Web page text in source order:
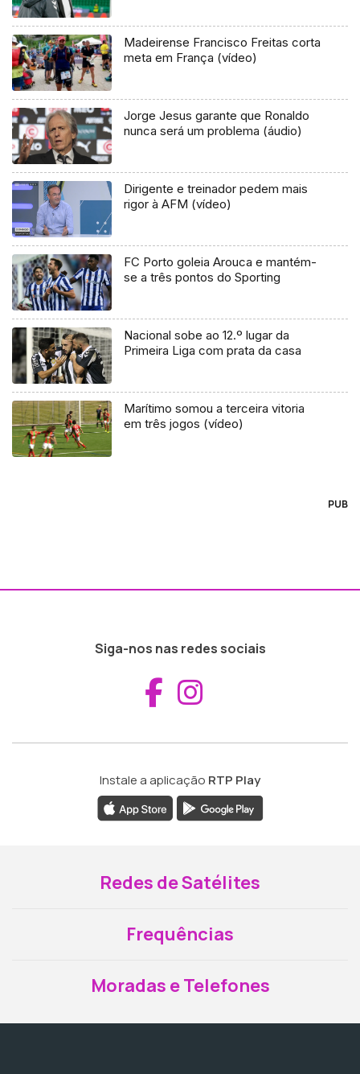
Madeirense Francisco Freitas corta
meta em França (vídeo)
Jorge Jesus garante que Ronaldo
nunca será um problema (áudio)
Dirigente e treinador pedem mais
rigor à AFM (vídeo)
FC Porto goleia Arouca e mantém-
se a três pontos do Sporting
Nacional sobe ao 12.º lugar da
Primeira Liga com prata da casa
Marítimo somou a terceira vitoria
em três jogos (vídeo)
PUB
Siga-nos nas redes sociais
Aceder ao
Instale a aplicação RTP Play
Redes de Satélites
Frequências
Moradas e Telefones